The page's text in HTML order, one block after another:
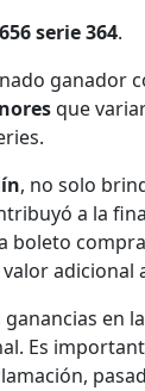
serie 364.
ganador
que
, no solo
a la
boleto
adicional
en
Es